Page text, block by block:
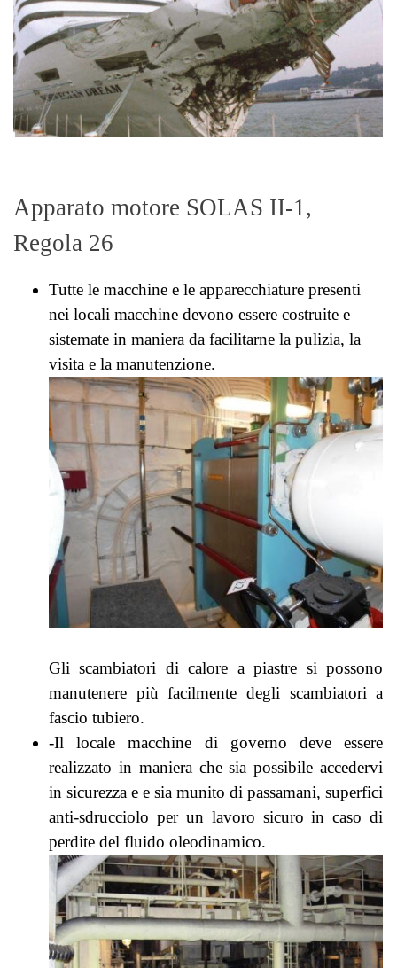
Apparato motore SOLAS II-1,
Regola 26
Tutte le macchine e le apparecchiature presenti
nei locali macchine devono essere costruite e
sistemate in maniera da facilitarne la pulizia, la
visita e la manutenzione.
Gli scambiatori di calore a piastre si possono
manutenere più facilmente degli scambiatori a
fascio tubiero.
-Il locale macchine di governo deve essere
realizzato in maniera che sia possibile accedervi
in sicurezza e e sia munito di passamani, superfici
anti-sdrucciolo per un lavoro sicuro in caso di
perdite del fluido oleodinamico.